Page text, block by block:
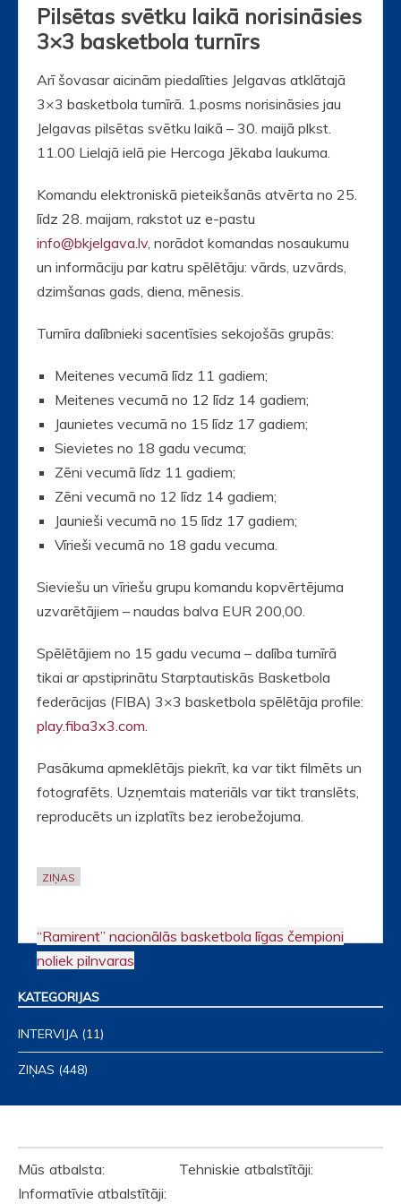
Pilsētas svētku laikā norisināsies
3×3 basketbola turnīrs
Arī šovasar aicinām piedalīties Jelgavas atklātajā
3×3 basketbola turnīrā. 1.posms norisināsies jau
Jelgavas pilsētas svētku laikā – 30. maijā plkst.
11.00 Lielajā ielā pie Hercoga Jēkaba laukuma.
Komandu elektroniskā pieteikšanās atvērta no 25.
līdz 28. maijam, rakstot uz e-pastu
info@bkjelgava.lv, norādot komandas nosaukumu
un informāciju par katru spēlētāju: vārds, uzvārds,
dzimšanas gads, diena, mēnesis.
Turnīra dalībnieki sacentīsies sekojošās grupās:
Meitenes vecumā līdz 11 gadiem;
Meitenes vecumā no 12 līdz 14 gadiem;
Jaunietes vecumā no 15 līdz 17 gadiem;
Sievietes no 18 gadu vecuma;
Zēni vecumā līdz 11 gadiem;
Zēni vecumā no 12 līdz 14 gadiem;
Jaunieši vecumā no 15 līdz 17 gadiem;
Vīrieši vecumā no 18 gadu vecuma.
Sieviešu un vīriešu grupu komandu kopvērtējuma
uzvarētājiem – naudas balva EUR 200,00.
Spēlētājiem no 15 gadu vecuma – dalība turnīrā
tikai ar apstiprinātu Starptautiskās Basketbola
federācijas (FIBA) 3×3 basketbola spēlētāja profile:
play.fiba3x3.com.
Pasākuma apmeklētājs piekrīt, ka var tikt filmēts un
fotografēts. Uzņemtais materiāls var tikt translēts,
reproducēts un izplatīts bez ierobežojuma.
ZIŅAS
Post
navigation
“Ramirent” nacionālās basketbola līgas čempioni
noliek pilnvaras
KATEGORIJAS
INTERVIJA (11)
ZIŅAS (448)
Mūs atbalsta: Tehniskie atbalstītāji:
Informatīvie atbalstītāji: